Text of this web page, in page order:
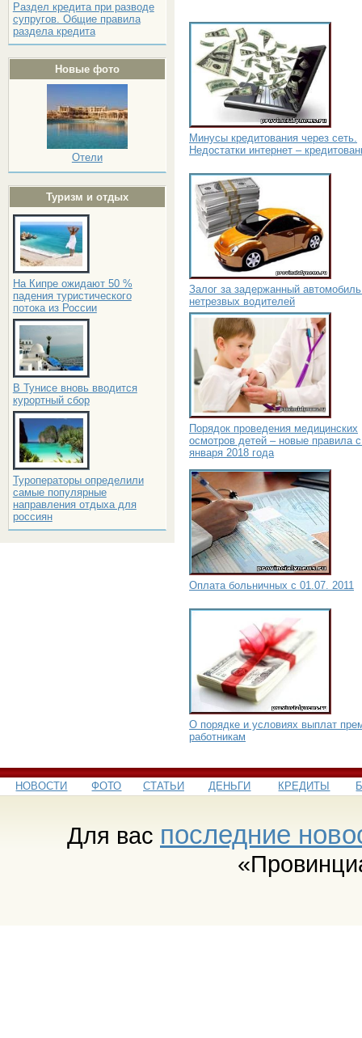
Раздел кредита при разводе
супругов. Общие правила
раздела кредита
Новые фото
Отели
Туризм и отдых
На Кипре ожидают 50 %
падения туристического
потока из России
В Тунисе вновь вводится
курортный сбор
Туроператоры определили
самые популярные
направления отдыха для
россиян
Минусы кредитования через сеть.
Недостатки интернет –
Залог за задержанный
нетрезвых водителей
Порядок проведения медицинских
осмотров детей – новые правила
января 2018 года
Оплата больничных с 01.07. 2011
О порядке и условиях выплат
работникам
НОВОСТИ ФОТО СТАТЬИ ДЕНЬГИ КРЕДИТЫ
Для вас последние